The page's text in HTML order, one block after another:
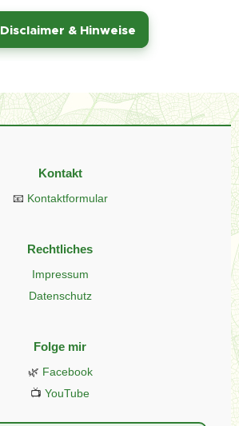
Disclaimer & Hinweise
Kontakt
📧 Kontaktformular
Rechtliches
Impressum
Datenschutz
Folge mir
🌿 Facebook
📺 YouTube